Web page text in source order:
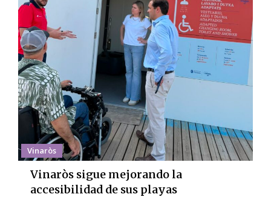
Vinaròs
Vinaròs sigue mejorando la
accesibilidad de sus playas